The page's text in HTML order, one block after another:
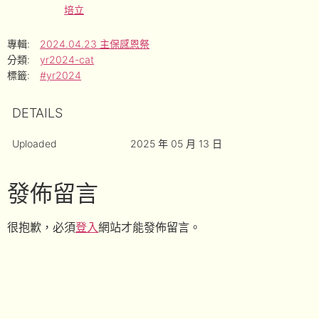
培立
專輯:
2024.04.23 主保感恩祭
分類:
yr2024-cat
標籤:
#yr2024
DETAILS
Uploaded 2025 年 05 月 13 日
發佈留言
很抱歉，必須登入網站才能發佈留言。